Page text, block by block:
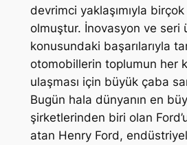
devrimci yaklaşımıyla
olmuştur. İnovasyon ve seri
konusundaki başarılarıyla
otomobillerin toplumun her
ulaşması için büyük çaba
Bugün hala dünyanın en
şirketlerinden biri olan
atan Henry Ford,